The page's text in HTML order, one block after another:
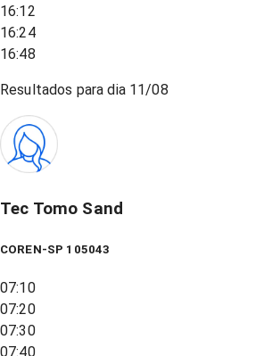
16:12
16:24
16:48
Resultados para dia 11/08
Tec Tomo Sand
COREN-SP 105043
07:10
07:20
07:30
07:40